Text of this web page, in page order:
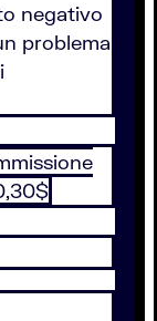
negativo
problema